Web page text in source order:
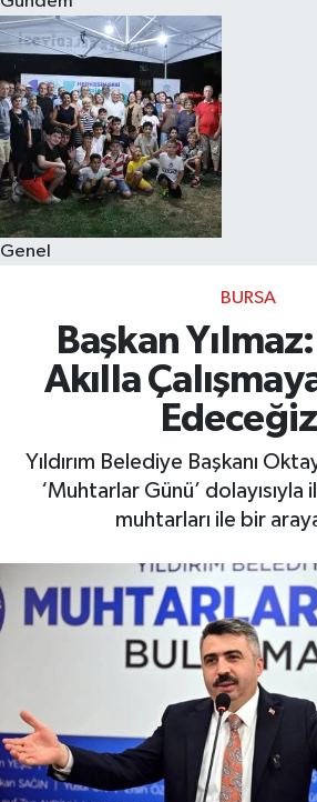
Genel
BURSA
Başkan
Akılla
Yıldırım Belediye Başkanı
‘Muhtarlar Günü’
muhtarları ile bir
Eğitim
Sağlık
Dünya
Magazin
Kültür & Sanat
Teknoloji
Genel